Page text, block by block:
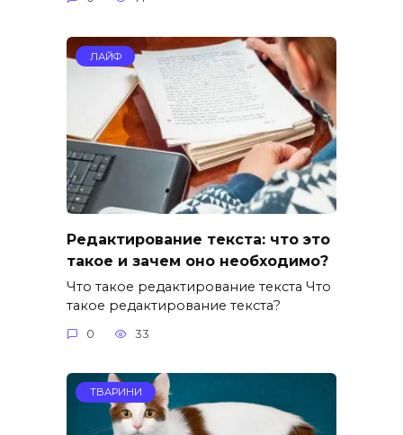
ЛАЙФ
Редактирование текста: что это
такое и зачем оно необходимо?
Что такое редактирование текста Что
такое редактирование текста?
0 33
ТВАРИНИ